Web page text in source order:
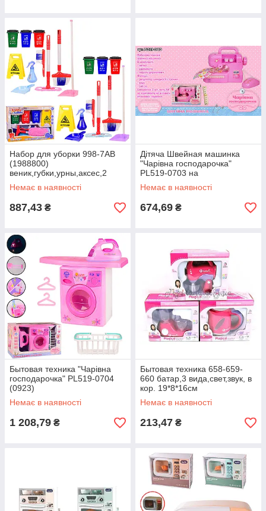
Набор для уборки 998-7AB
(1988800)
веник,губки,урны,аксес,2
цвета,в кор.42*11*30 см
Немає в наявності
887,43 ₴
Дітяча Швейная машинка
"Чарівна господарочка"
PL519-0703 на
батарейках,свет-звук, делает
строчку,в
Немає в наявності
674,69 ₴
Бытовая техника "Чарівна
господарочка" PL519-0704
(0923)
батар.,свет,звук,стиралка,
утюг,доск
Немає в наявності
1 208,79 ₴
Бытовая техника 658-659-
660 батар,3 вида,свет,звук, в
кор. 19*8*16см
Немає в наявності
213,47 ₴